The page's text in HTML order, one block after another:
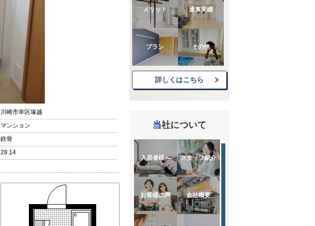
川崎市幸区塚越
マンション
鉄骨
28.14
メリット 通算実績
プラン その他
詳しくはこちら
当社について
入居者様へ スタッフ紹介
お客様の声 会社概要